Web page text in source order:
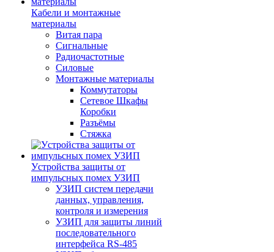
Кабели и монтажные
материалы
Витая пара
Сигнальные
Радиочастотные
Силовые
Монтажные материалы
Коммутаторы
Сетевое Шкафы
Коробки
Разъёмы
Стяжка
Уcтройства защиты от
импульсных помех УЗИП
УЗИП систем передачи
данных, управления,
контроля и измерения
УЗИП для защиты линий
последовательного
интерфейса RS-485